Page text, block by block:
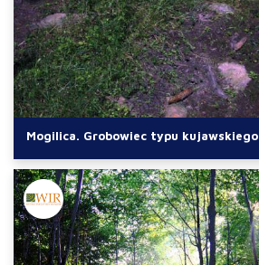
Mogilica. Grobowiec typu kujawskiego